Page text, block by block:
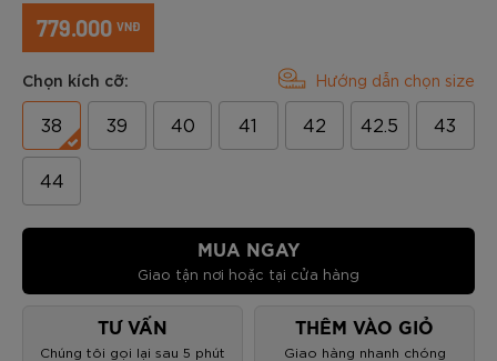
779.000 VNĐ
Chọn kích cỡ: Hướng dẫn chọn size
38 39 40 41 42 42.5 43
44
MUA NGAY
Giao tận nơi hoặc tại cửa hàng
TƯ VẤN
Chúng tôi gọi lại sau 5 phút
THÊM VÀO GIỎ
Giao hàng nhanh chóng